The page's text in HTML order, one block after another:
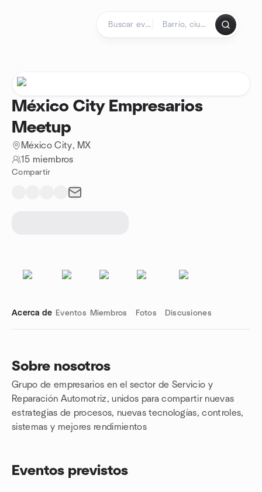
México City Empresarios
Meetup
México City, MX
15 miembros
Compartir
Acerca de Eventos Miembros Fotos Discusiones
Sobre nosotros
Grupo de empresarios en el sector de Servicio y
Reparación Automotriz, unidos para compartir nuevas
estrategias de procesos, nuevas tecnologías, controles,
sistemas y mejores rendimientos
Eventos previstos
Enlaces de grupo